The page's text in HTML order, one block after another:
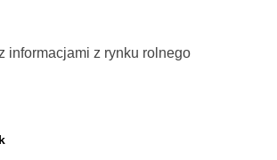
informacjami z rynku rolnego